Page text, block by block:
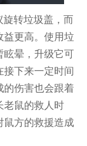
旋转垃圾盖，而
益更高。使用垃
眩晕，升级它可
接下来一定时间
的伤害也会跟着
老鼠的救人时
鼠方的救援造成